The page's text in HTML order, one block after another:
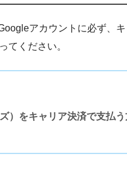
アカウントに必ず、
てください。
）をキャリア決済で支払